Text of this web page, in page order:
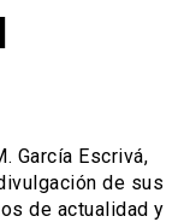
García Escrivá,
de sus
de actualidad y